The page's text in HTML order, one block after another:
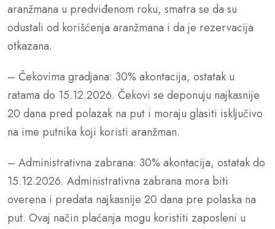
aranžmana u predviđenom roku, smatra se da su
odustali od korišćenja aranžmana i da je rezervacija
otkazana.
– Čekovima gradjana: 30% akontacija, ostatak u
ratama do 15.12.2026. Čekovi se deponuju najkasnije
20 dana pred polazak na put i moraju glasiti isključivo
na ime putnika koji koristi aranžman.
– Administrativna zabrana: 30% akontacija, ostatak do
15.12.2026. Administrativna zabrana mora biti
overena i predata najkasnije 20 dana pre polaska na
put. Ovaj način plaćanja mogu koristiti zaposleni u